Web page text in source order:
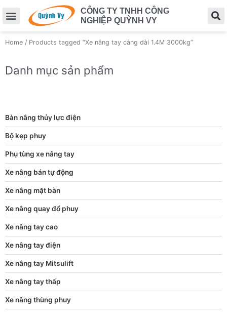
CÔNG TY TNHH CÔNG
NGHIỆP QUỲNH VY
Home / Products tagged “Xe nâng tay càng dài 1.4M 3000kg”
Danh mục sản phẩm
Bàn nâng thủy lực điện
Bộ kẹp phuy
Phụ tùng xe nâng tay
Xe nâng bán tự động
Xe nâng mặt bàn
Xe nâng quay đổ phuy
Xe nâng tay cao
Xe nâng tay điện
Xe nâng tay Mitsulift
Xe nâng tay thấp
Xe nâng thùng phuy